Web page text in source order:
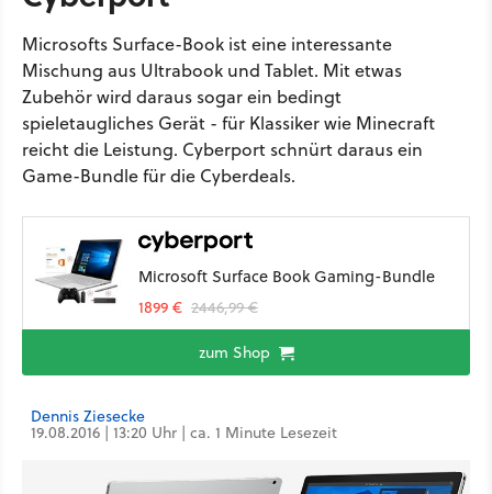
Microsofts Surface-Book ist eine interessante
Mischung aus Ultrabook und Tablet. Mit etwas
Zubehör wird daraus sogar ein bedingt
spieletaugliches Gerät - für Klassiker wie Minecraft
reicht die Leistung. Cyberport schnürt daraus ein
Game-Bundle für die Cyberdeals.
Microsoft Surface Book Gaming-Bundle
1899 € 2446,99 €
zum Shop
Dennis Ziesecke
19.08.2016 | 13:20 Uhr | ca. 1 Minute Lesezeit